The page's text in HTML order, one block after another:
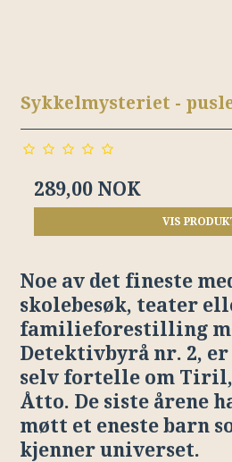
Sykkelmysteriet -
289,00 NOK
VIS
Noe av det fineste
skolebesøk, teater
familieforestilling
Detektivbyrå nr. 2, er
selv fortelle om
Åtto. De siste årene
møtt et eneste barn
kjenner universet.